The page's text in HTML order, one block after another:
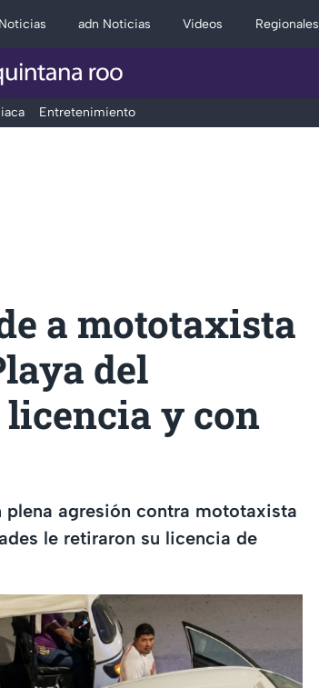
Noticias adn Noticias Videos Regionales
Entretenimiento
a mototaxista
del
y con
plena agresión contra mototaxista
le retiraron su licencia de